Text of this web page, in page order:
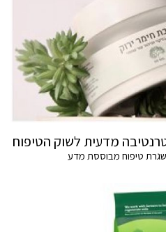
טיפוח מבוססת מדע